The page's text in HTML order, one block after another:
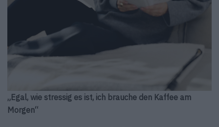
„ Egal, wie stressig es ist, ich brauche den Kaffee am
Morgen“